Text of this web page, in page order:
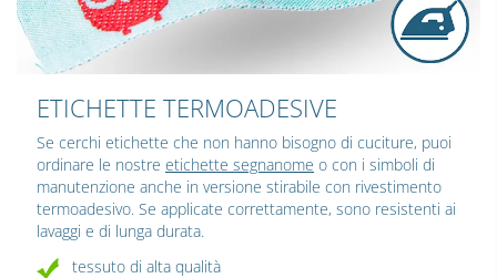
ETICHETTE TERMOADESIVE
Se cerchi etichette che non hanno bisogno di cuciture, puoi
ordinare le nostre etichette segnanome o con i simboli di
manutenzione anche in versione stirabile con rivestimento
termoadesivo. Se applicate correttamente, sono resistenti ai
lavaggi e di lunga durata.
tessuto di alta qualità